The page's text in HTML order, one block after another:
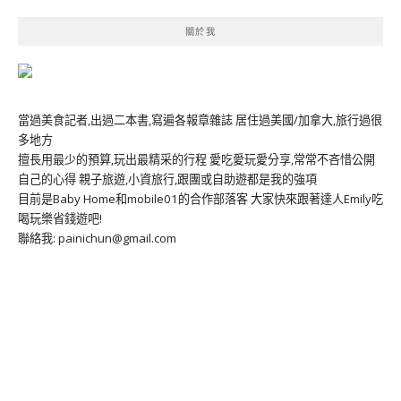
關於我
當過美食記者,出過二本書,寫遍各報章雜誌 居住過美國/加拿大,旅行過很
多地方
擅長用最少的預算,玩出最精采的行程 愛吃愛玩愛分享,常常不吝惜公開
自己的心得 親子旅遊,小資旅行,跟團或自助遊都是我的強項
目前是Baby Home和mobile01的合作部落客 大家快來跟著達人Emily吃
喝玩樂省錢遊吧!
聯絡我: painichun@gmail.com